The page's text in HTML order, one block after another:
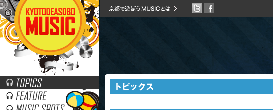
今日も幅広くニュースを取り扱っています。いやマネキン導入がほんとにす